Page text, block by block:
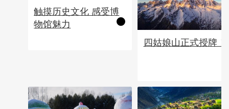
触摸历史文化 感受博
物馆魅力
四姑娘山正式授牌！